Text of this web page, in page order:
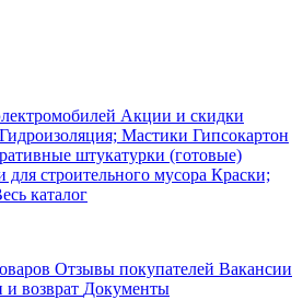
Акции и скидки
Гидроизоляция; Мастики Гипсокартон
штукатурки (готовые)
строительного мусора Краски;
каталог
Отзывы покупателей Вакансии
возврат Документы